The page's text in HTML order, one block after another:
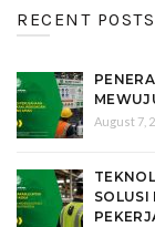
RECENT POSTS
August 7,
SOLUSI